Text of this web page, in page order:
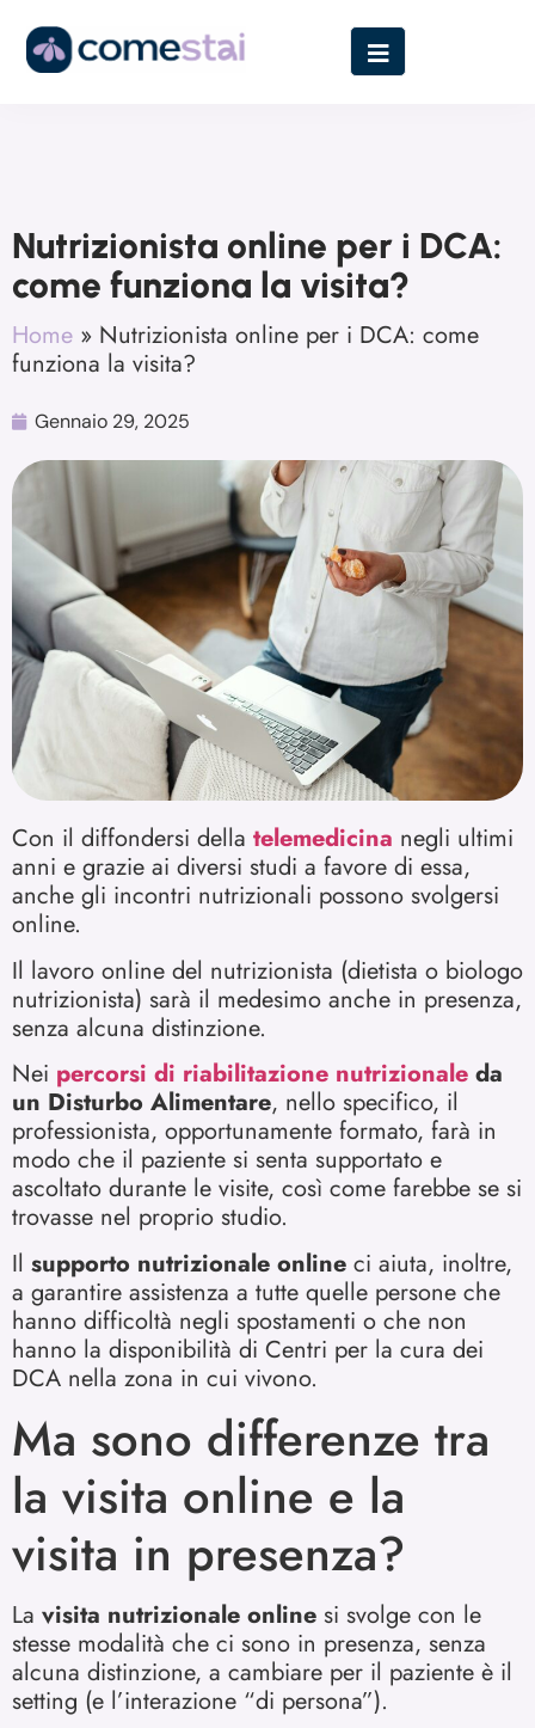
Nutrizionista online per i DCA:
come funziona la visita?
Home » Nutrizionista online per i DCA: come
funziona la visita?
Gennaio 29, 2025
Con il diffondersi della telemedicina negli ultimi
anni e grazie ai diversi studi a favore di essa,
anche gli incontri nutrizionali possono svolgersi
online.
Il lavoro online del nutrizionista (dietista o biologo
nutrizionista) sarà il medesimo anche in presenza,
senza alcuna distinzione.
Nei percorsi di riabilitazione nutrizionale da
un Disturbo Alimentare, nello specifico, il
professionista, opportunamente formato, farà in
modo che il paziente si senta supportato e
ascoltato durante le visite, così come farebbe se si
trovasse nel proprio studio.
Il supporto nutrizionale online ci aiuta, inoltre,
a garantire assistenza a tutte quelle persone che
hanno difficoltà negli spostamenti o che non
hanno la disponibilità di Centri per la cura dei
DCA nella zona in cui vivono.
Ma sono differenze tra
la visita online e la
visita in presenza?
La visita nutrizionale online si svolge con le
stesse modalità che ci sono in presenza, senza
alcuna distinzione, a cambiare per il paziente è il
setting (e l’interazione “di persona”).